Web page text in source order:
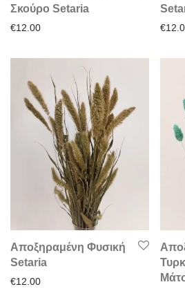
Σκούρο Setaria
€12.00 €
Αποξηραμένη Φυσική
Setaria
€12.00